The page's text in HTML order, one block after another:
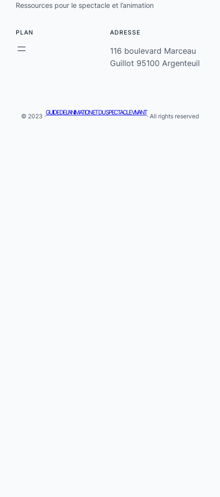
Ressources pour le spectacle et l’animation
PLAN ADRESSE
116 boulevard Marceau
Guillot 95100 Argenteuil
© 2023 ·
GUIDE DE L'ANIMATION ET DU SPECTACLE VIVANT
· All rights reserved